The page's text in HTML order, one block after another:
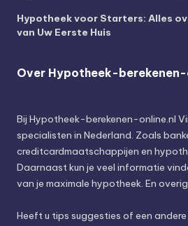
Hypotheek voor Starters: Alles
van Uw Eerste Huis
Over Hypotheek-
Bij Hypotheek-berekenen-online.nl
specialisten in Nederland. Zoals
creditcardmaatschappijen en
Daarnaast kun je veel informatie
van je maximale hypotheek. En
Heeft u tips suggesties of een